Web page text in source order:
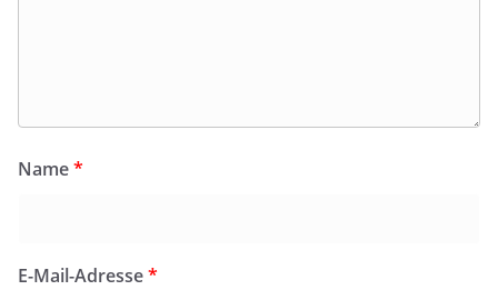
Name*
E-Mail-Adresse*